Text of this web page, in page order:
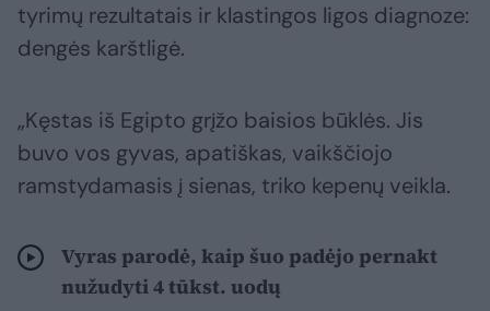
tyrimų rezultatais ir klastingos ligos diagnoze:
dengės karštligė.
„Kęstas iš Egipto grįžo baisios būklės. Jis
buvo vos gyvas, apatiškas, vaikščiojo
ramstydamasis į sienas, triko kepenų veikla.
Vyras parodė, kaip šuo padėjo pernakt
nužudyti 4 tūkst. uodų